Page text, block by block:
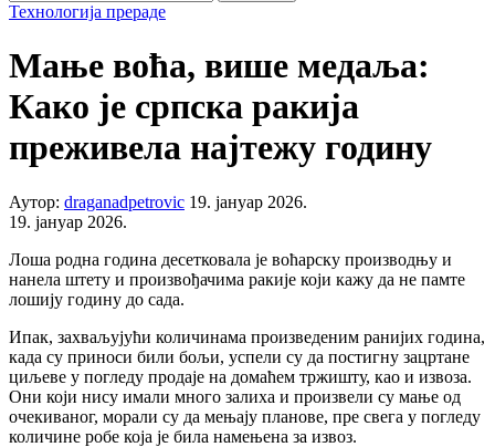
Технологија прераде
Мање воћа, више медаља:
Како је српска ракија
преживела најтежу годину
Аутор: draganadpetrovic 19. јануар 2026.
19. јануар 2026.
Лоша родна година десетковала је воћарску производњу и
нанела штету и произвођачима ракије који кажу да не памте
лошију годину до сада.
Ипак, захваљујући количинама произведеним ранијих година,
када су приноси били бољи, успели су да постигну зацртане
циљеве у погледу продаје на домаћем тржишту, као и извоза.
Они који нису имали много залиха и произвели су мање од
очекиваног, морали су да мењају планове, пре свега у погледу
количине робе која је била намењена за извоз.